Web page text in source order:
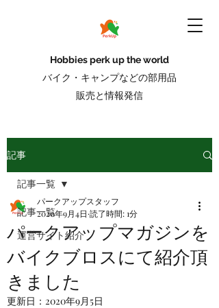
Hobbies perk up the world
バイク・キャンプなどの部用品
販売と情報発信
記事
記事一覧
運営サイト紹介
記事一覧
パークアップマガジンを
バイクブロスにて紹介頂
きました
パークアップスタッフ
2020年9月4日 読了時間: 1分
更新日： 2020年9月5日